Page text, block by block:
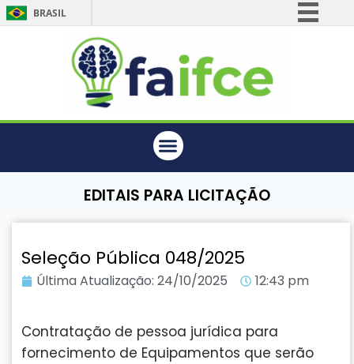
BRASIL
Participe
EDITAIS PARA LICITAÇÃO
Seleção Pública 048/2025
Última Atualização: 24/10/2025 12:43 pm
Contratação de pessoa jurídica para
fornecimento de Equipamentos que serão